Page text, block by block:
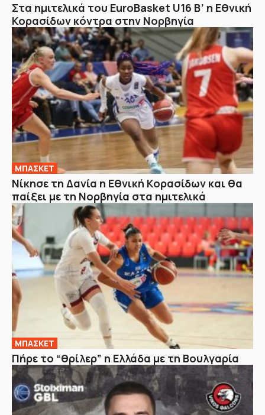
Στα ημιτελικά του EuroBasket U16 Β’ η Εθνική
Κορασίδων κόντρα στην Νορβηγία
ΜΠΑΣΚΕΤ
Νίκησε τη Δανία η Εθνική Κορασίδων και θα
παίξει με τη Νορβηγία στα ημιτελικά
ΜΠΑΣΚΕΤ
Πήρε το “θρίλερ” η Ελλάδα με τη Βουλγαρία